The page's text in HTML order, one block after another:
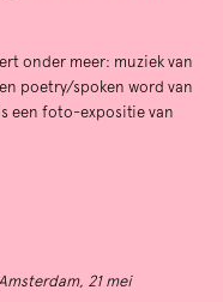
onder meer: muziek van
poetry/spoken word van
een foto-expositie van
21 mei